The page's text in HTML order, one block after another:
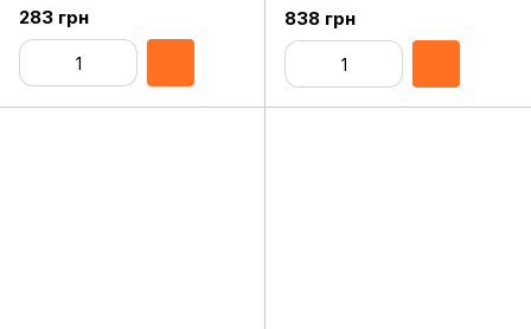
Alaskan Blue Original
Assembly
283 грн
Original Assembly
838 грн